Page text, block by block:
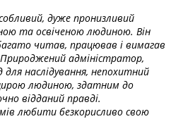
дуже пронизливий
та освіченою людиною. Він
багато читав, працював і вимагав
Природжений адміністратор,
наслідування, непохитний
людиною, здатним до
відданий правді.
любити безкорисливо свою